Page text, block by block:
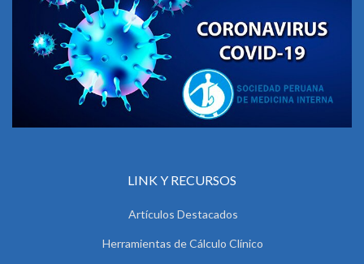
LINK Y RECURSOS
Artículos Destacados
Herramientas de Cálculo Clínico